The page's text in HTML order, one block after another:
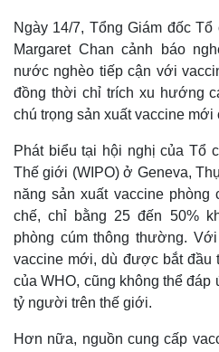
Ngày 14/7, Tổng Giám đốc
Margaret Chan cảnh báo
nước nghèo tiếp cận với
đồng thời chỉ trích xu hướng
chú trọng sản xuất vaccine
Phát biểu tại hội nghị của Tổ
Thế giới (WIPO) ở Geneva,
năng sản xuất vaccine phòng
chế, chỉ bằng 25 đến 50%
phòng cúm thông thường.
vaccine mới, dù được bắt đầu
của WHO, cũng không thể đáp
tỷ người trên thế giới.
Hơn nữa, nguồn cung cấp